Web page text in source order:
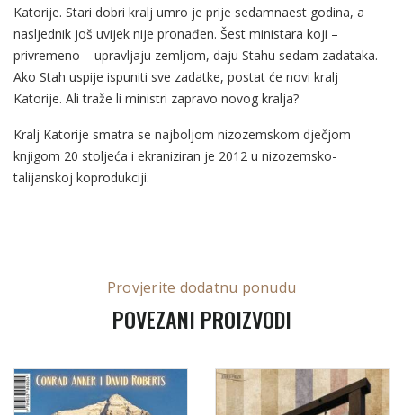
Katorije. Stari dobri kralj umro je prije sedamnaest godina, a
nasljednik još uvijek nije pronađen. Šest ministara koji –
privremeno – upravljaju zemljom, daju Stahu sedam zadataka.
Ako Stah uspije ispuniti sve zadatke, postat će novi kralj
Katorije. Ali traže li ministri zapravo novog kralja?
Kralj Katorije smatra se najboljom nizozemskom dječjom
knjigom 20 stoljeća i ekraniziran je 2012 u nizozemsko-
talijanskoj koprodukciji.
Provjerite dodatnu ponudu
POVEZANI PROIZVODI